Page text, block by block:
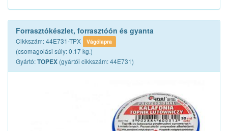
Forrasztókészlet, forrasztóón és gyanta
Cikkszám: 44E731-TPX Vágólapra
(csomagolási súly: 0.17 kg.)
Gyártó:TOPEX (gyártói cikkszám: 44E731)